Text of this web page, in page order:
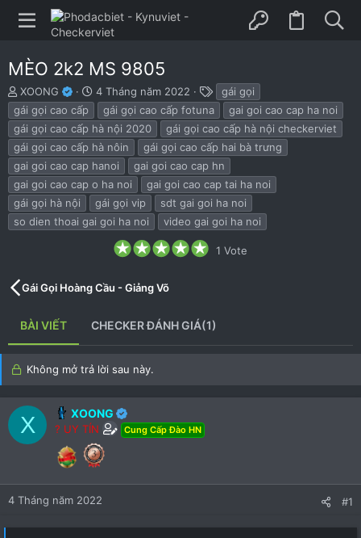
MÈO 2k2 MS 9805
B
ắ
t
đ
ầ
u
XOONG
N
g
à
y
b
ắ
t
đ
ầ
u
4 Tháng năm 2022
h
ẻ
gái gọi
gái gọi cao cấp
gái gọi cao cấp fotuna
gai goi cao cap ha noi
gái gọi cao cấp hà nội 2020
gái gọi cao cấp hà nội checkerviet
gái gọi cao cấp hà nôin
gái gọi cao cấp hai bà trưng
gai goi cao cap hanoi
gai goi cao cap hn
gai goi cao cap o ha noi
gai goi cao cap tai ha noi
gái gọi hà nội
gái gọi vip
sdt gai goi ha noi
so dien thoai gai goi ha noi
video gai goi ha noi
5
a
r
(
1 Vote
Gái Gọi Hoàng Cầu - Giảng Võ
BÀI VIẾT CHECKER ĐÁNH GIÁ(1)
Không mở trả lời sau này.
X XOONG
? UY TÍN Cung Cấp Đào HN
4 Tháng năm 2022 #1